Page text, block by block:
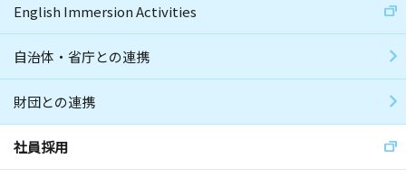
English Immersion Activities
自治体・省庁との連携
財団との連携
社員採用